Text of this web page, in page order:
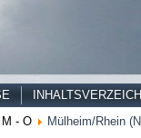
M - O Mülheim/Rhein